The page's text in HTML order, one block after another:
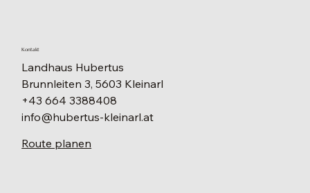
Kontakt
Landhaus Hubertus
Brunnleiten 3, 5603 Kleinarl
+43 664 3388408
info@hubertus-kleinarl.at
Route planen